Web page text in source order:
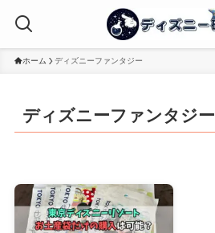
ホーム ディズニーファンタジー
ディズニーファンタジー